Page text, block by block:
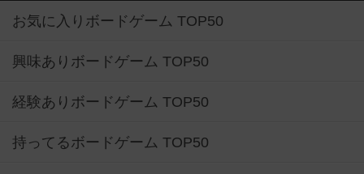
お気に入りボードゲーム TOP50
興味ありボードゲーム TOP50
経験ありボードゲーム TOP50
持ってるボードゲーム TOP50